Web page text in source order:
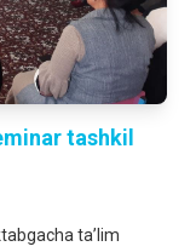
tashkil
ta’lim